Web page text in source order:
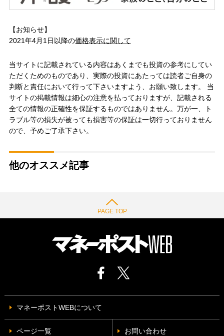
【お知らせ】
2021年4月1日以降の価格表示に関して
当サイトに記載されている内容はあくまでも投資の参考にしてい
ただくためのものであり、実際の投資にあたっては読者ご自身の
判断と責任において行って下さいますよう、お願い致します。 当
サイトの掲載情報は細心の注意を払っておりますが、記載される
全ての情報の正確性を保証するものではありません。万が一、ト
ラブル等の損失が被っても損害等の保証は一切行っておりません
ので、予めご了承下さい。
他のオススメ記事
PAGE TOP
マネーポストWEBについて
ページ一覧 お問い合わせ